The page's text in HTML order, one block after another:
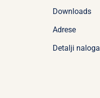
Downloads
Adrese
Detalji naloga